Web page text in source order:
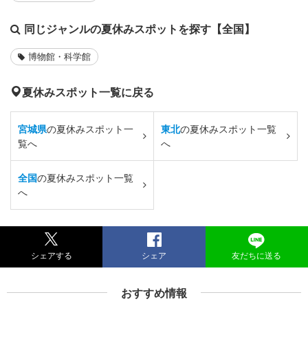
同じジャンルの夏休みスポットを探す【全国】
博物館・科学館
夏休みスポット一覧に戻る
宮城県の夏休みスポット一
覧へ
東北の夏休みスポット一覧
へ
全国の夏休みスポット一覧
へ
シェアする シェア 友だちに送る
おすすめ情報